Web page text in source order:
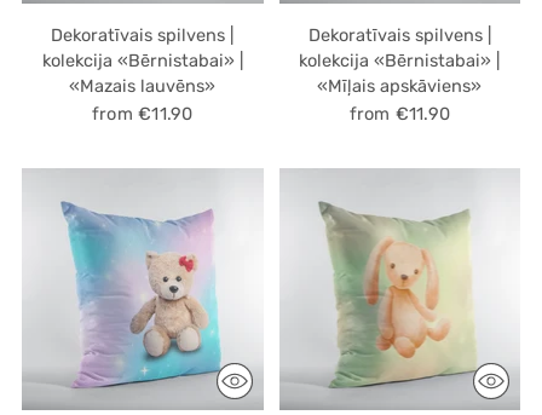
Dekoratīvais spilvens |
kolekcija «Bērnistabai» |
«Mazais lauvēns»
from €11.90
Dekoratīvais spilvens |
kolekcija «Bērnistabai» |
«Mīļais apskāviens»
from €11.90